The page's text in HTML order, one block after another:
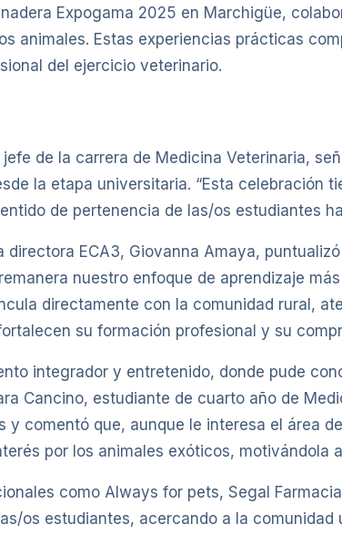
Expogama 2025 en Marchigüe,
animales. Estas experiencias prácticas
del ejercicio veterinario.
jefe de la carrera de Medicina Veterinaria,
la etapa universitaria. “Esta celebración
de pertenencia de las/os estudiantes
directora ECA3, Giovanna Amaya,
nuestro enfoque de aprendizaje
directamente con la comunidad rural,
su formación profesional y su
integrador y entretenido, donde pude
Cancino, estudiante de cuarto año de
y comentó que, aunque le interesa el área
por los animales exóticos, motivándola
como Always for pets, Segal
os estudiantes, acercando a la